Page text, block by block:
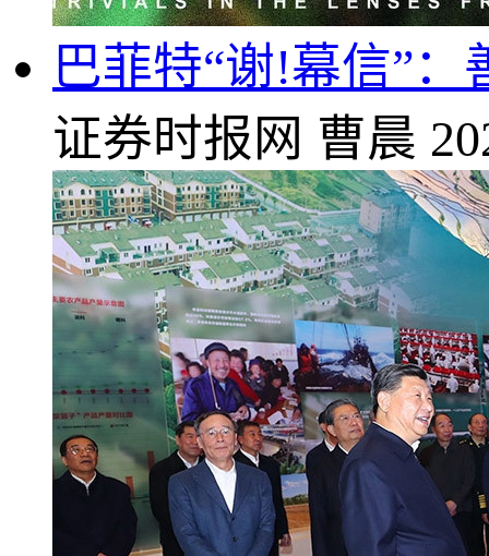
巴菲特“谢!幕信”
证券时报网 曹晨